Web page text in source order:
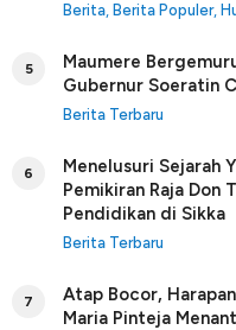
Berita, Berita Populer,
5
Maumere
Gubernur Soeratin
Berita Terbaru
6
Menelusuri Sejarah
Pemikiran Raja Don
Pendidikan di Sikka
Berita Terbaru
7
Atap Bocor,
Maria Pinteja